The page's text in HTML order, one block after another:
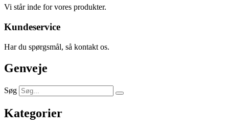
Vi står inde for vores produkter.
Kundeservice
Har du spørgsmål, så kontakt os.
Genveje
Søg
Kategorier